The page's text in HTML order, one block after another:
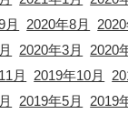
月 2020年8月
2020年3月 2020
月 2019年10月
2019年5月 2019